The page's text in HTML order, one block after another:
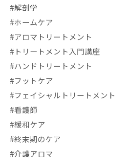
#解剖学
#ホームケア
#アロマトリートメント
#トリートメント入門講座
#ハンドトリートメント
#フットケア
#フェイシャルトリートメント
#看護師
#緩和ケア
#終末期のケア
#介護アロマ